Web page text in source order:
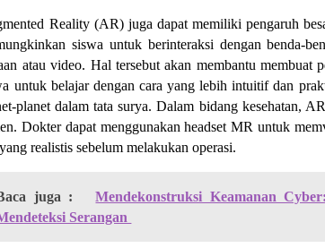
Reality (AR) juga dapat memiliki pengaruh
siswa untuk berinteraksi dengan benda-
atau video. Hal tersebut akan membantu
untuk belajar dengan cara yang lebih intuitif dan
planet dalam tata surya. Dalam bidang kesehatan,
Dokter dapat menggunakan headset MR untuk
realistis sebelum melakukan operasi.
juga :
Mendekonstruksi Keamanan
Serangan